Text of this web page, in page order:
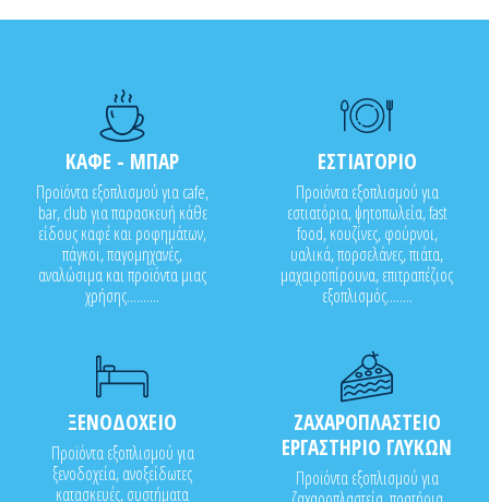
ΚΑΦΕ - ΜΠΑΡ
Προϊόντα εξοπλισμού για cafe,
bar, club για παρασκευή κάθε
είδους καφέ και ροφημάτων,
πάγκοι, παγομηχανές,
αναλώσιμα και προϊόντα μιας
χρήσης..........
ΕΣΤΙΑΤΟΡΙΟ
Προϊόντα εξοπλισμού για
εστιατόρια, ψητοπωλεία, fast
food, κουζίνες, φούρνοι,
υαλικά, πορσελάνες, πιάτα,
μαχαιροπίρουνα, επιτραπέζιος
εξοπλισμός........
ΞΕΝΟΔΟΧΕΙΟ
Προϊόντα εξοπλισμού για
ξενοδοχεία, ανοξείδωτες
κατασκευές, συστήματα
ΖΑΧΑΡΟΠΛΑΣΤΕΙΟ
ΕΡΓΑΣΤΗΡΙΟ ΓΛΥΚΩΝ
Προϊόντα εξοπλισμού για